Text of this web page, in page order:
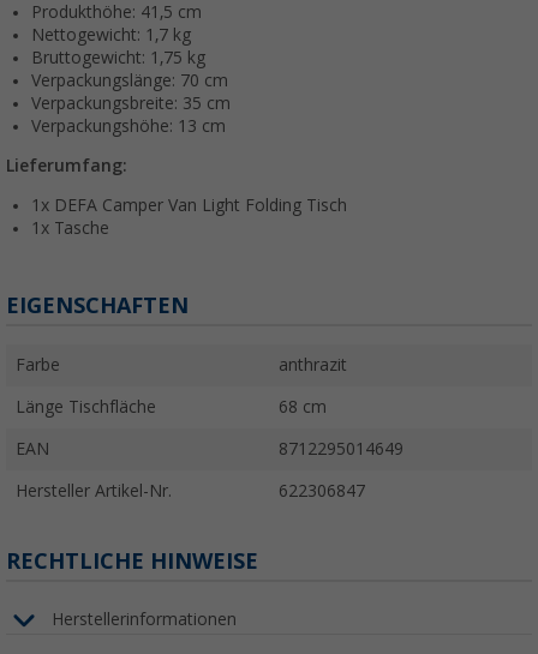
Produkthöhe: 41,5 cm
Nettogewicht: 1,7 kg
Bruttogewicht: 1,75 kg
Verpackungslänge: 70 cm
Verpackungsbreite: 35 cm
Verpackungshöhe: 13 cm
Lieferumfang:
1x DEFA Camper Van Light Folding Tisch
1x Tasche
EIGENSCHAFTEN
Farbe anthrazit
Länge Tischfläche 68 cm
EAN 8712295014649
Hersteller Artikel-Nr. 622306847
RECHTLICHE HINWEISE
Herstellerinformationen